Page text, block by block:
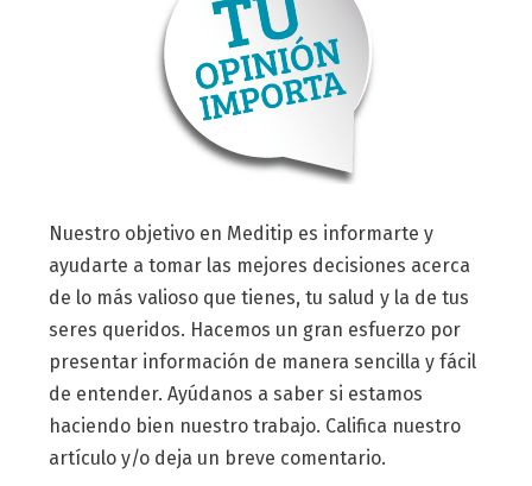
Nuestro objetivo en Meditip es informarte y
ayudarte a tomar las mejores decisiones acerca
de lo más valioso que tienes, tu salud y la de tus
seres queridos. Hacemos un gran esfuerzo por
presentar información de manera sencilla y fácil
de entender. Ayúdanos a saber si estamos
haciendo bien nuestro trabajo. Califica nuestro
artículo y/o deja un breve comentario.